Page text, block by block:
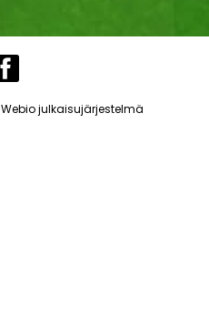
Webio julkaisujärjestelmä